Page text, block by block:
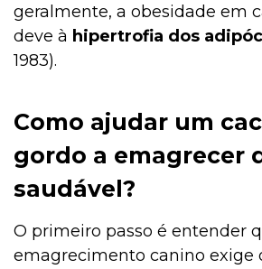
geralmente, a obesidade em
deve à hipertrofia dos
1983).
Como ajudar um
gordo a emagrecer
saudável?
O primeiro passo é entender
emagrecimento canino exige